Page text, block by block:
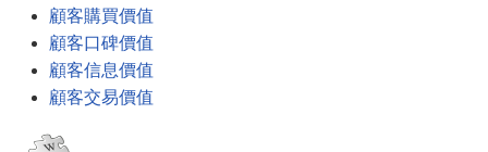
顧客購買價值
顧客口碑價值
顧客信息價值
顧客交易價值